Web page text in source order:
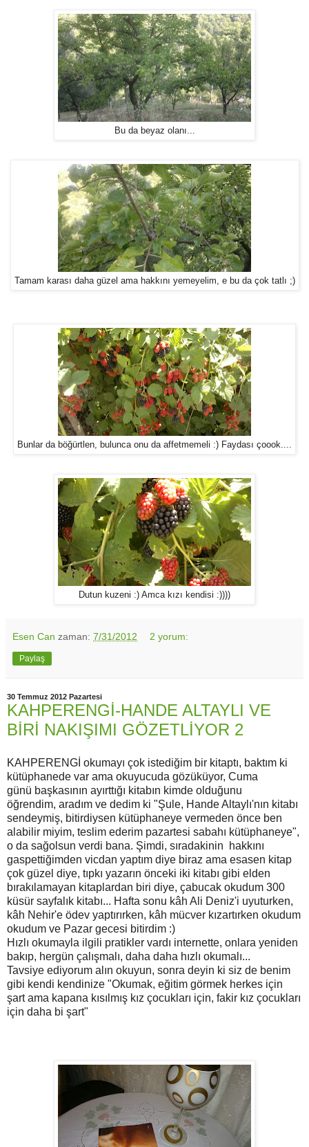
Bu da beyaz olanı...
Tamam karası daha güzel ama hakkını yemeyelim, e bu da çok tatlı ;)
Bunlar da böğürtlen, bulunca onu da affetmemeli :) Faydası çoook....
Dutun kuzeni :) Amca kızı kendisi :))))
Esen Can zaman: 7/31/2012 2 yorum:
Paylaş
30 Temmuz 2012 Pazartesi
KAHPERENGİ-HANDE ALTAYLI VE
BİRİ NAKIŞIMI GÖZETLİYOR 2
KAHPERENGİ okumayı çok istediğim bir kitaptı, baktım ki
kütüphanede var ama okuyucuda gözüküyor, Cuma
günü başkasının ayırttığı kitabın kimde olduğunu
öğrendim, aradım ve dedim ki "Şule, Hande Altaylı'nın kitabı
sendeymiş, bitirdiysen kütüphaneye vermeden önce ben
alabilir miyim, teslim ederim pazartesi sabahı kütüphaneye",
o da sağolsun verdi bana. Şimdi, sıradakinin hakkını
gaspettiğimden vicdan yaptım diye biraz ama esasen kitap
çok güzel diye, tıpkı yazarın önceki iki kitabı gibi elden
bırakılamayan kitaplardan biri diye, çabucak okudum 300
küsür sayfalık kitabı... Hafta sonu kâh Ali Deniz'i uyuturken,
kâh Nehir'e ödev yaptırırken, kâh mücver kızartırken okudum
okudum ve Pazar gecesi bitirdim :)
Hızlı okumayla ilgili pratikler vardı internette, onlara yeniden
bakıp, hergün çalışmalı, daha daha hızlı okumalı...
Tavsiye ediyorum alın okuyun, sonra deyin ki siz de benim
gibi kendi kendinize "Okumak, eğitim görmek herkes için
şart ama kapana kısılmış kız çocukları için, fakir kız çocukları
için daha bi şart"